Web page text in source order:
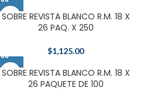
SOBRE REVISTA BLANCO R.M. 18 X
26 PAQ. X 250
$1,125.00
SOBRE REVISTA BLANCO R.M. 18 X
26 PAQUETE DE 100